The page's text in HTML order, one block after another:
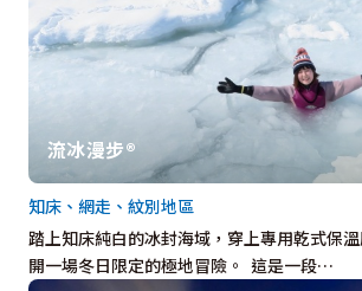
流冰漫步®
踏上知床純白的冰封海域，穿上專用乾式保
開一場冬日限定的極地冒險。 這是一段…
知床、網走、紋別地區